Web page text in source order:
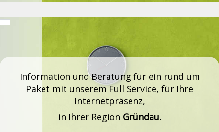
Information und Beratung für ein rund um
Paket mit unserem Full Service, für Ihre
Internetpräsenz,
in Ihrer Region Gründau.